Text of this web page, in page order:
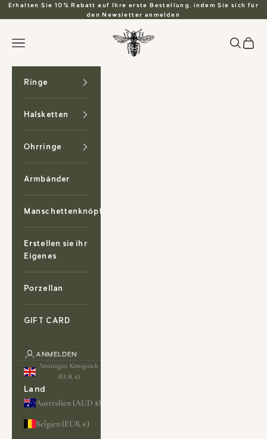
Zum Inhalt springen
Erhalten Sie 10% Rabatt auf Ihre erste Bestellung, indem Sie sich für
den Newsletter anmelden
Anzu Jewelry
Menü Suchen
Ringe
Halsketten
Ohrringe
Armbänder
Manschettenknöpfe
Erstellen sie ihr
Eigenes
Porzellan
GIFT CARD
ANMELDEN
Vereinigtes Königreich
(EUR €)
Land
Australien (AUD $)
Belgien (EUR €)